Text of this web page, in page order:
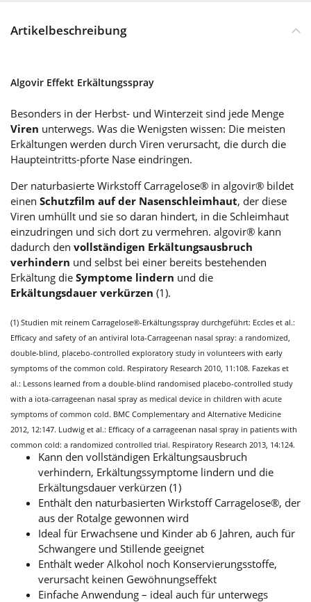
Artikelbeschreibung
Algovir Effekt Erkältungsspray
Besonders in der Herbst- und Winterzeit sind jede Menge
Viren unterwegs. Was die Wenigsten wissen: Die meisten
Erkältungen werden durch Viren verursacht, die durch die
Haupteintritts-pforte Nase eindringen.
Der naturbasierte Wirkstoff Carragelose® in algovir® bildet
einen Schutzfilm auf der Nasenschleimhaut, der diese
Viren umhüllt und sie so daran hindert, in die Schleimhaut
einzudringen und sich dort zu vermehren. algovir® kann
dadurch den vollständigen Erkältungsausbruch
verhindern und selbst bei einer bereits bestehenden
Erkältung die Symptome lindern und die
Erkältungsdauer verkürzen (1).
(1) Studien mit reinem Carragelose®-Erkältungsspray durchgeführt: Eccles et al.:
Efficacy and safety of an antiviral Iota-Carrageenan nasal spray: a randomized,
double-blind, placebo-controlled exploratory study in volunteers with early
symptoms of the common cold. Respiratory Research 2010, 11:108. Fazekas et
al.: Lessons learned from a double-blind randomised placebo-controlled study
with a iota-carrageenan nasal spray as medical device in children with acute
symptoms of common cold. BMC Complementary and Alternative Medicine
2012, 12:147. Ludwig et al.: Efficacy of a carrageenan nasal spray in patients with
common cold: a randomized controlled trial. Respiratory Research 2013, 14:124.
Kann den vollständigen Erkältungsausbruch
verhindern, Erkältungssymptome lindern und die
Erkältungsdauer verkürzen (1)
Enthält den naturbasierten Wirkstoff Carragelose®, der
aus der Rotalge gewonnen wird
Ideal für Erwachsene und Kinder ab 6 Jahren, auch für
Schwangere und Stillende geeignet
Enthält weder Alkohol noch Konservierungsstoffe,
verursacht keinen Gewöhnungseffekt
Einfache Anwendung – ideal auch für unterwegs